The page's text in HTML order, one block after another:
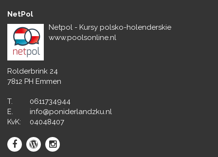
NetPol
Netpol - Kursy polsko-holenderskie
www.poolsonline.nl
Rolderbrink 24
7812 PH Emmen
T.
0611734944
E.
info@poniderlandzku.nl
KvK:
04048407